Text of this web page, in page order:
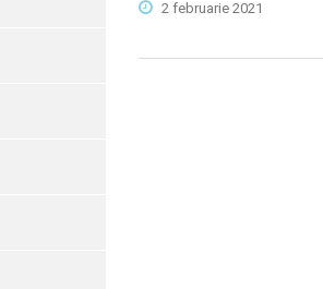
2 februarie 2021